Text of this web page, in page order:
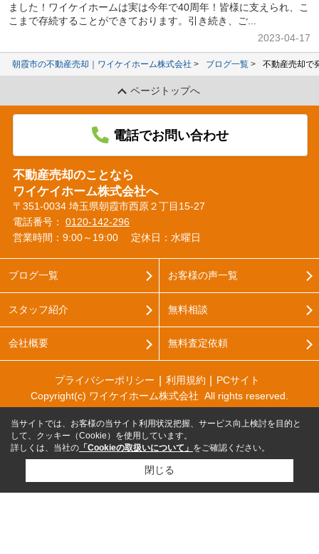
ました！ワイケイホームは実は今年で40周年！皆様に支えられ、こ
こまで存続することができております。引き続き、ご...
2023-04-17
朝霞市の不動産売却｜ワイケイホーム株式会社 ブログ一覧 不動産売却で
ページトップへ
電話でお問い合わせ
不動産売却のことなら
ワイケイホーム株式会社へ
〒351-0034 埼玉県朝霞市西原２丁目15-27
電話番号： 0120-142-296
営業時間：9:00～19:00
定休日：水曜日
ブログ一覧
スタッフ紹介
会社概要
お客様の声一覧
無料相談
無料査定依頼
プライバシーポリシー 利用規約
PCサイト
Copyright(c) ワイケイホーム株式会社 All rights reserved.
当サイトでは、お客様の当サイト利用状況把握、サービス向上検討を目的と
して、クッキー（Cookie）を使用しています。
詳しくは、当社の 「Cookieの取扱いについて」 をご確認ください。
閉じる